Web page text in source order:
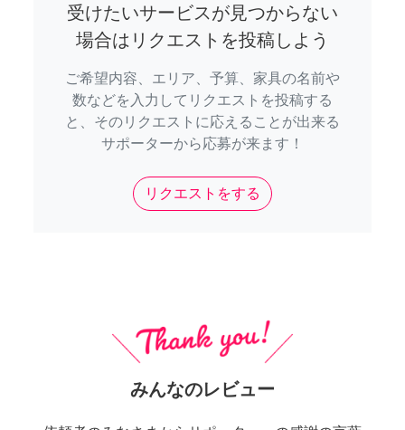
受けたいサービスが見つからない
場合はリクエストを投稿しよう
ご希望内容、エリア、予算、家具の名前や
数などを入力してリクエストを投稿する
と、そのリクエストに応えることが出来る
サポーターから応募が来ます！
リクエストをする
みんなのレビュー